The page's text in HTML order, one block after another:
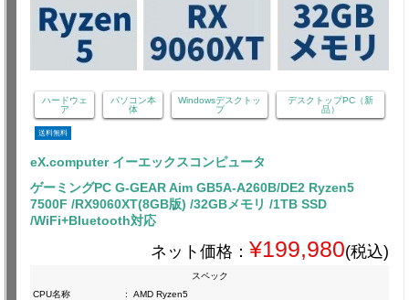
ハードウェ
ア
パソコン本
体
Windowsデスクトッ
プ
デスクトップPC（新
品）
送料無料
eX.computer イーエックスコンピュータ
ゲーミングPC G-GEAR Aim GB5A-A260B/DE2 Ryzen5
7500F /RX9060XT(8GB版) /32GBメモリ /1TB SSD
/WiFi+Bluetooth対応
ネット価格： ¥199,980(税込)
スペック
CPU名称
:
AMD Ryzen5